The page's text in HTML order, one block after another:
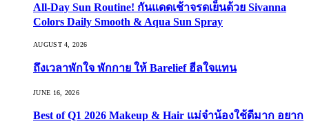
All-Day Sun Routine! กันแดดเช้าจรดเย็นด้วย Sivanna
Colors Daily Smooth & Aqua Sun Spray
AUGUST 4, 2026
ถึงเวลาพักใจ พักกาย ให้ Barelief ฮีลใจแทน
JUNE 16, 2026
Best of Q1 2026 Makeup & Hair แม่จ๋าน้องใช้ดีมาก อยาก